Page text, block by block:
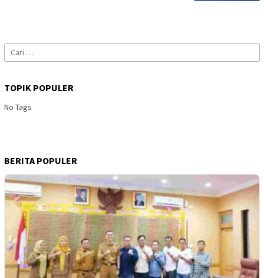
Cari
untuk:
TOPIK POPULER
No Tags
BERITA POPULER